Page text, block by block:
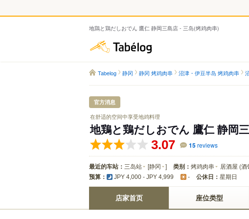
地鶏と鶏だしおでん 鷹仁 静岡三島店 - 三岛(烤鸡肉串)
Tabelog 静冈 静冈 烤鸡肉串 沼津・伊豆半岛 烤鸡肉串
官方消息
在舒适的空间中享受地鸡料理
地鶏と鶏だしおでん 鷹仁 静岡
3.07 15reviews
最近的车站： 三岛站 [静冈 ] 类别： 烤鸡肉串 居酒屋 (酒
预算： JPY 4,000 - JPY 4,999 - 公休日： 星期日
店家首页 座位类型